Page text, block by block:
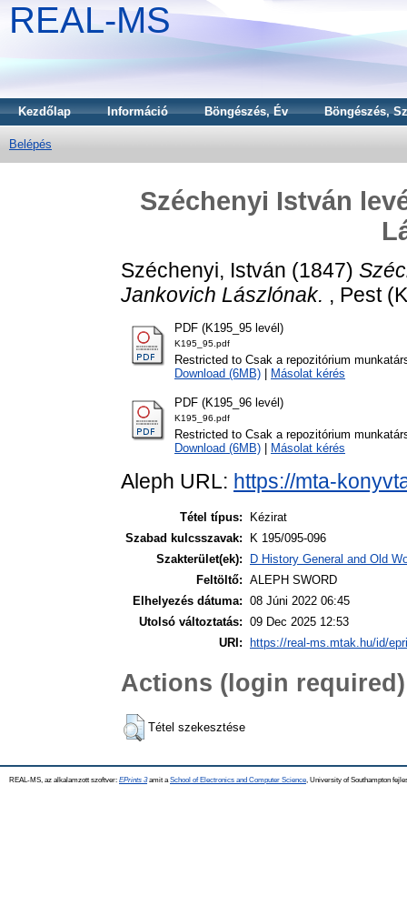
REAL-MS
Kezdőlap Információ Böngészés, Év Böngészés,
Belépés
Széchenyi István
Széchenyi, István (1847)
Jankovich Lászlónak. , Pest
PDF (K195_95 levél)
K195_95.pdf
Restricted to Csak a repozitórium
Download (6MB)
Másolat kérés
PDF (K195_96 levél)
K195_96.pdf
Restricted to Csak a repozitórium
Download (6MB)
Másolat kérés
Aleph URL: https://mta-
Tétel típus:
Kézirat
Szabad kulcsszavak:
K 195/095-096
Szakterület(ek):
D History General and Old
Feltöltő: ALEPH SWORD
Elhelyezés dátuma: 08 Júni 2022 06:45
Utolsó változtatás: 09 Dec 2025 12:53
URI:
https://real-ms.mtak.hu/id/
Actions (login required)
Tétel szekesztése
REAL-MS, az alkalamzott szoftver: EPrints 3amit a School of Electronics and Computer Science , University of Southampton